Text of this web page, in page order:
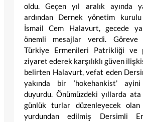
oldu. Geçen yıl aralık ayında
ardından Dernek yönetim
İsmail Cem Halavurt, gecede
önemli mesajlar verdi. Göreve
Türkiye Ermenileri Patrikliği ve
ziyaret ederek karşılıklı güven
belirten Halavurt, vefat eden
yakında bir ‘hokehankist’ ayini
duyurdu. Önümüzdeki yıllarda
günlük turlar düzenleyecek olan
yurdundan edilmiş Dersimli